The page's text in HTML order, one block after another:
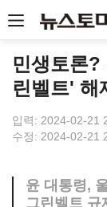
민생토론
린벨트' 해
입력: 2024-02-21
수정: 2024-02-21
윤 대통령,
그린벨트 규